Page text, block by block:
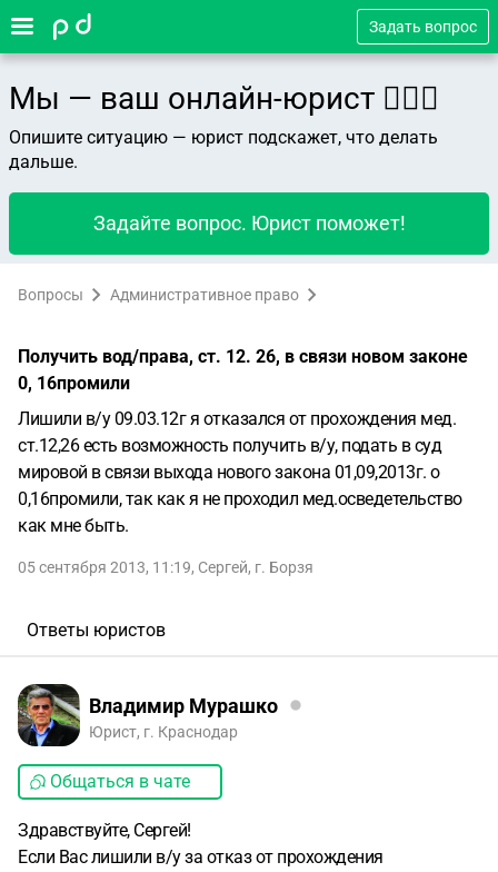
Задать вопрос
Мы — ваш онлайн-юрист 👨🏻‍⚖️
Опишите ситуацию — юрист подскажет, что делать
дальше.
Задайте вопрос. Юрист поможет!
Вопросы Административное право
Получить вод/права, ст. 12. 26, в связи новом законе
0, 16промили
Лишили в/у 09.03.12г я отказался от прохождения мед.
ст.12,26 есть возможность получить в/у, подать в суд
мировой в связи выхода нового закона 01,09,2013г. о
0,16промили, так как я не проходил мед.осведетельство
как мне быть.
05 сентября 2013, 11:19, Сергей, г. Борзя
Ответы юристов
Владимир Мурашко
Юрист, г. Краснодар
Общаться в чате
Здравствуйте, Сергей!
Если Вас лишили в/у за отказ от прохождения